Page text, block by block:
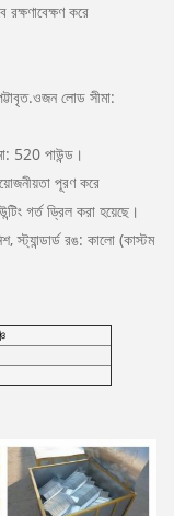
রক্ষণাবেক্ষণ করে
লোড সীমা:
520 পাউন্ড।
পূরণ করে
গর্ত ড্রিল করা হয়েছে।
স্ট্যান্ডার্ড রঙ: কালো (কাস্টম